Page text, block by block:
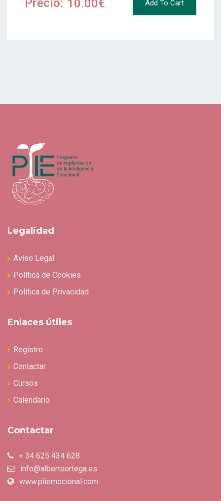
Precio: 10.00€ Add To Cart
Legalidad
Aviso Legal
Política de Cookies
Política de Privacidad
Enlaces útiles
Registro
Contactar
Cursos
Calendario
Contactar
+ 34 625 434 628
info@albertoortega.es
www.piiemocional.com